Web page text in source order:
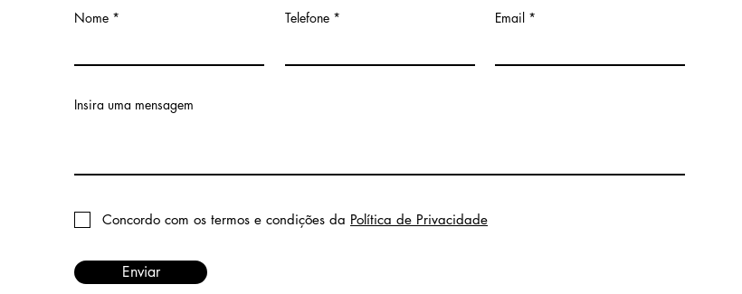
Nome Telefone Email
Insira uma mensagem
Concordo com os termos e condições da Política de Privacidade
Enviar